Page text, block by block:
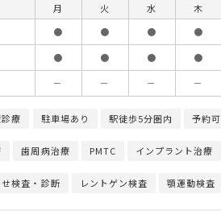
月 火 水 木
● ● ● ●
● ● ● ●
－ － － －
療 駐車場あり 駅徒歩5分圏内 予約可
歯周病治療 PMTC インプラント治療
検査・診断 レントゲン検査 顎運動検査